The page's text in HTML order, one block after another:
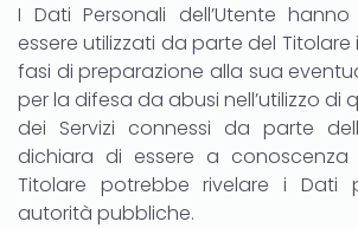
I Dati Personali dell’Utente
essere utilizzati da parte del Titolare
fasi di preparazione alla sua
per la difesa da abusi nell’utilizzo di
dei Servizi connessi da parte
dichiara di essere a
Titolare potrebbe rivelare i Dati
autorità pubbliche.